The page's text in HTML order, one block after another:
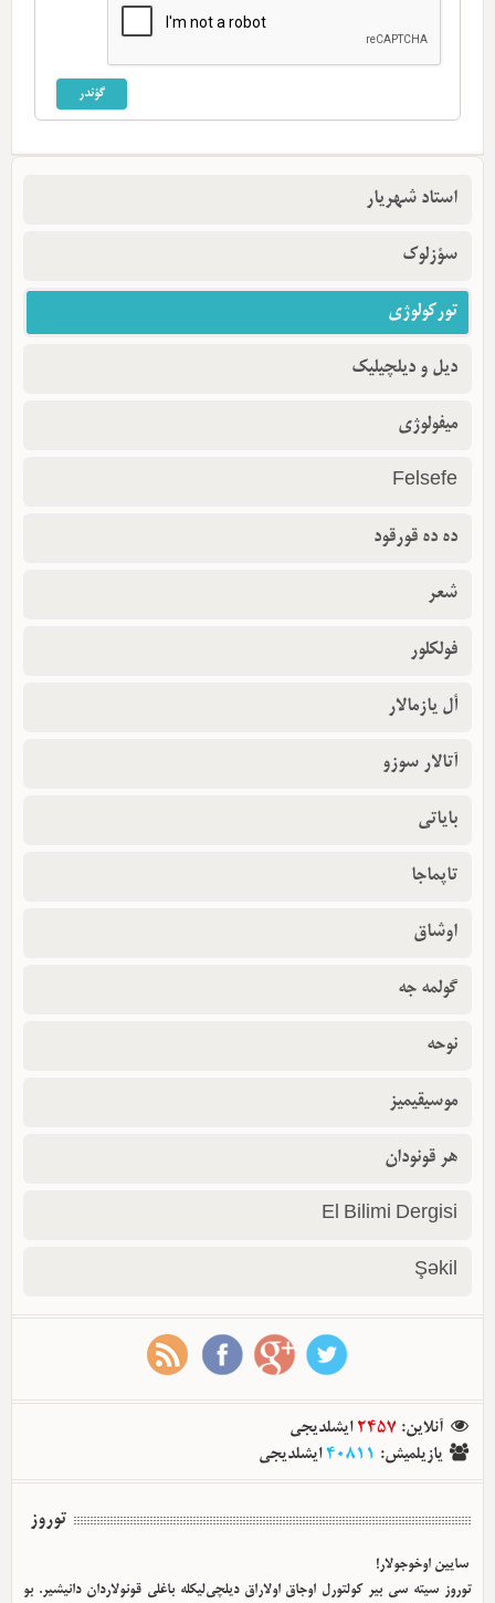
استاد شهریار
سؤزلوک
تورکولوژی
دیل و دیلچیلیک
میفولوژی
Felsefe
ده ده قورقود
شعر
فولکلور
أل یازمالار
آتالار سوزو
بایاتی
تاپماجا
اوشاق
گولمه جه
نوحه
موسیقیمیز
هر قونودان
El Bilimi Dergisi
Şəkil
آنلاین:
2457 ایشلدیجی
یازیلمیش:
40811ایشلدیجی
توروز
سایین اوخوجولار!
توروز سیته سی بیر کولتورل اوجاق اولا‌راق دیلچی‌لیکله باغلی قونولاردان دانیشیر. بو